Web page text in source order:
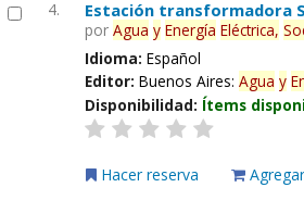
4. Estación transformadora
porAgua y Energía Eléctrica,
Idioma:Español
Editor:Buenos Aires:Agua y
Disponibilidad: Ítems
Hacer reserva